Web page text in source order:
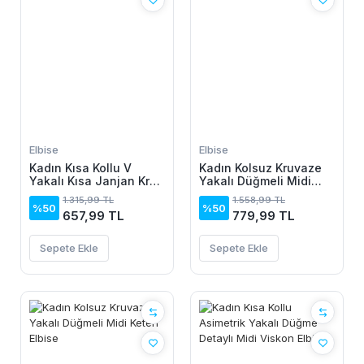
Elbise
Kadın Kısa Kollu V
Yakalı Kısa Janjan Krep
Elbise
%50
1.315,99 TL
657,99 TL
Sepete Ekle
Elbise
Kadın Kolsuz Kruvaze
Yakalı Düğmeli Midi
Keten Elbise
%50
1.558,99 TL
779,99 TL
Sepete Ekle